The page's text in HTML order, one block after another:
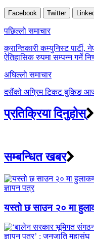
Facebook Twitter
Post
navigation
पछिल्लाे समाचार
क्रान्तिकारी कम्युनिस्ट
ऐतिहासिक रुपमा सम्पन्न गर्ने
अघिल्लाे समाचार
दसैंको अग्रिम टिकट बुकिङ
प्रतिक्रिया दिनुहोस्
सम्बन्धित खबर
यस्तो छ साउन २० मा